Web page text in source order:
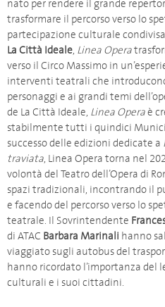
nato per rendere il grande
trasformare il percorso verso lo
partecipazione culturale
La Città Ideale, Linea Opera
verso il Circo Massimo in
interventi teatrali che
personaggi e ai grandi temi
de La Città Ideale, Linea Operaè
stabilmente tutti i quindici
successo delle edizioni dedicate a
traviata, Linea Opera torna nel
volontà del Teatro dell’Opera di
spazi tradizionali, incontrando il
e facendo del percorso verso lo
teatrale. Il Sovrintendente
di ATAC Barbara Marinali hanno
viaggiato sugli autobus del
hanno ricordato l’importanza del
culturali e i suoi cittadini.